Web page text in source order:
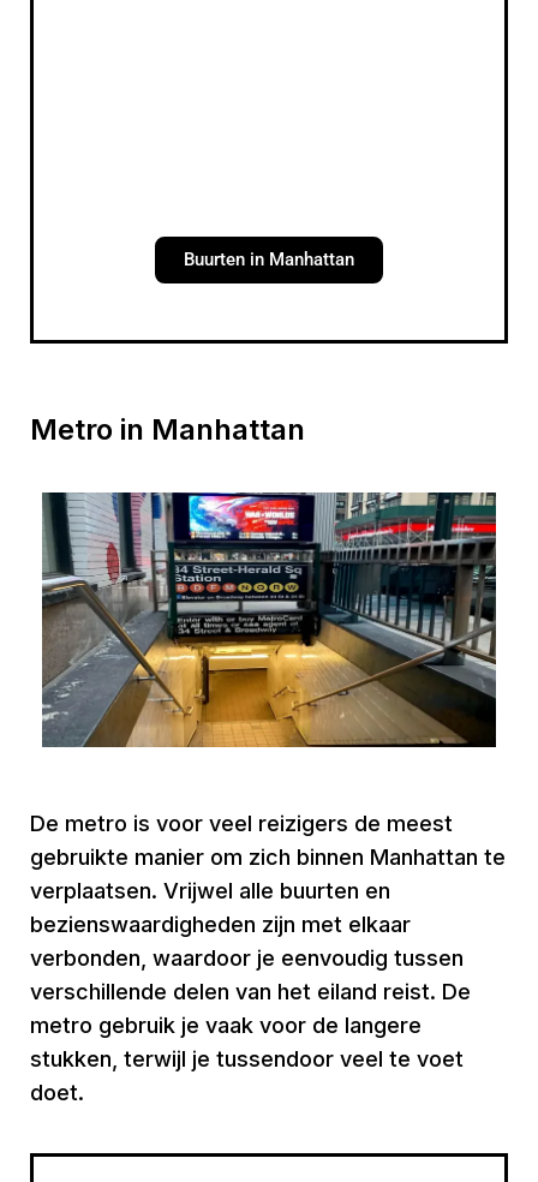
Buurten in Manhattan
Metro in Manhattan
De metro is voor veel reizigers de meest
gebruikte manier om zich binnen Manhattan te
verplaatsen. Vrijwel alle buurten en
bezienswaardigheden zijn met elkaar
verbonden, waardoor je eenvoudig tussen
verschillende delen van het eiland reist. De
metro gebruik je vaak voor de langere
stukken, terwijl je tussendoor veel te voet
doet.